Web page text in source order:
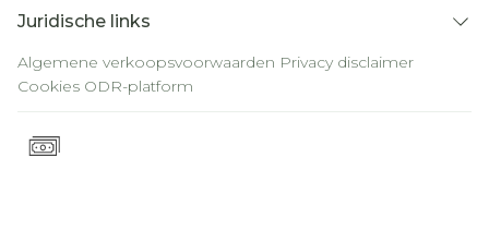
Juridische links
Algemene verkoopsvoorwaarden Privacy disclaimer
Cookies ODR-platform